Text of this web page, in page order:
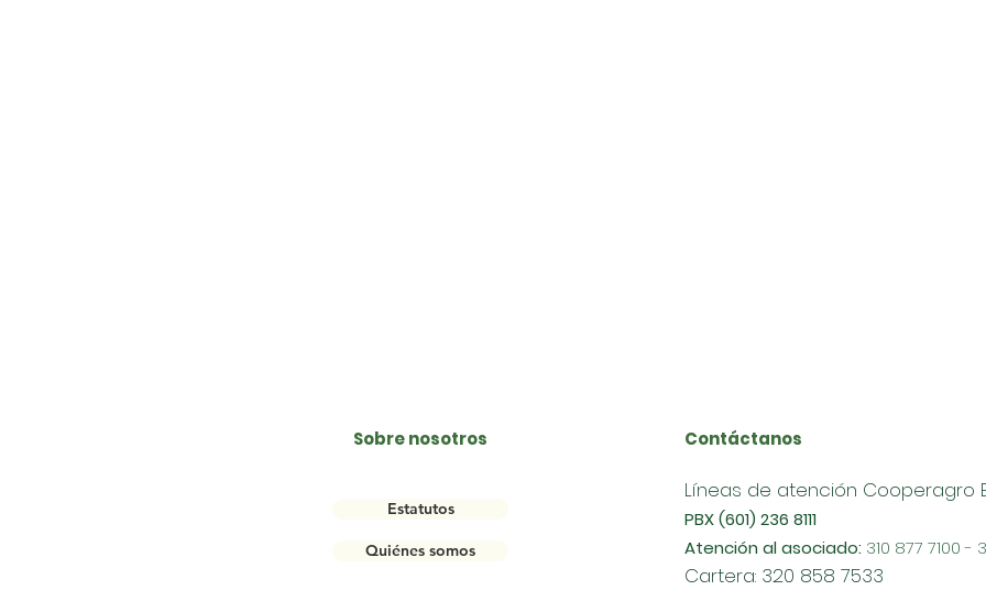
Sobre nosotros
Estatutos
Quiénes somos
Contáctanos
Líneas de atención Cooperagro
PBX (601) 236 8111
Atención al asociado: 310 877 7100 -
Cartera: 320 858 7533